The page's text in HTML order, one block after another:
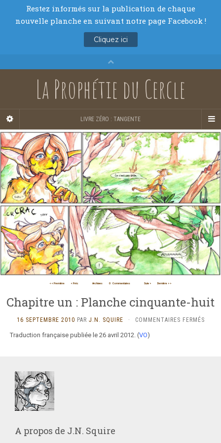
La Prophétie du Cercle
LIVRE ZÉRO : TANGENTE
<< Première < Préc Archives 0 Commentaires Suiv > Dernière >>
Chapitre un : Planche cinquante-huit
16 SEPTEMBRE 2010 PAR J.N. SQUIRE · COMMENTAIRES FERMÉSSUR
Traduction française publiée le 26 avril 2012. (VO)
A propos de J.N. Squire